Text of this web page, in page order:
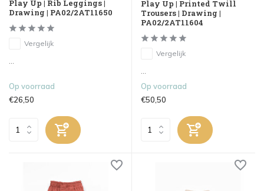
Play Up | Rib Leggings |
Drawing | PA02/2AT11650
Vergelijk
Op voorraad
€26,50
Play Up | Printed Twill
Trousers | Drawing |
PA02/2AT11604
Vergelijk
Op voorraad
€50,50